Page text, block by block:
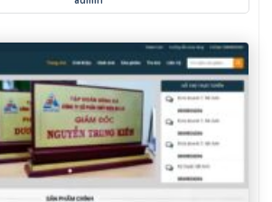
1.500.000xu.